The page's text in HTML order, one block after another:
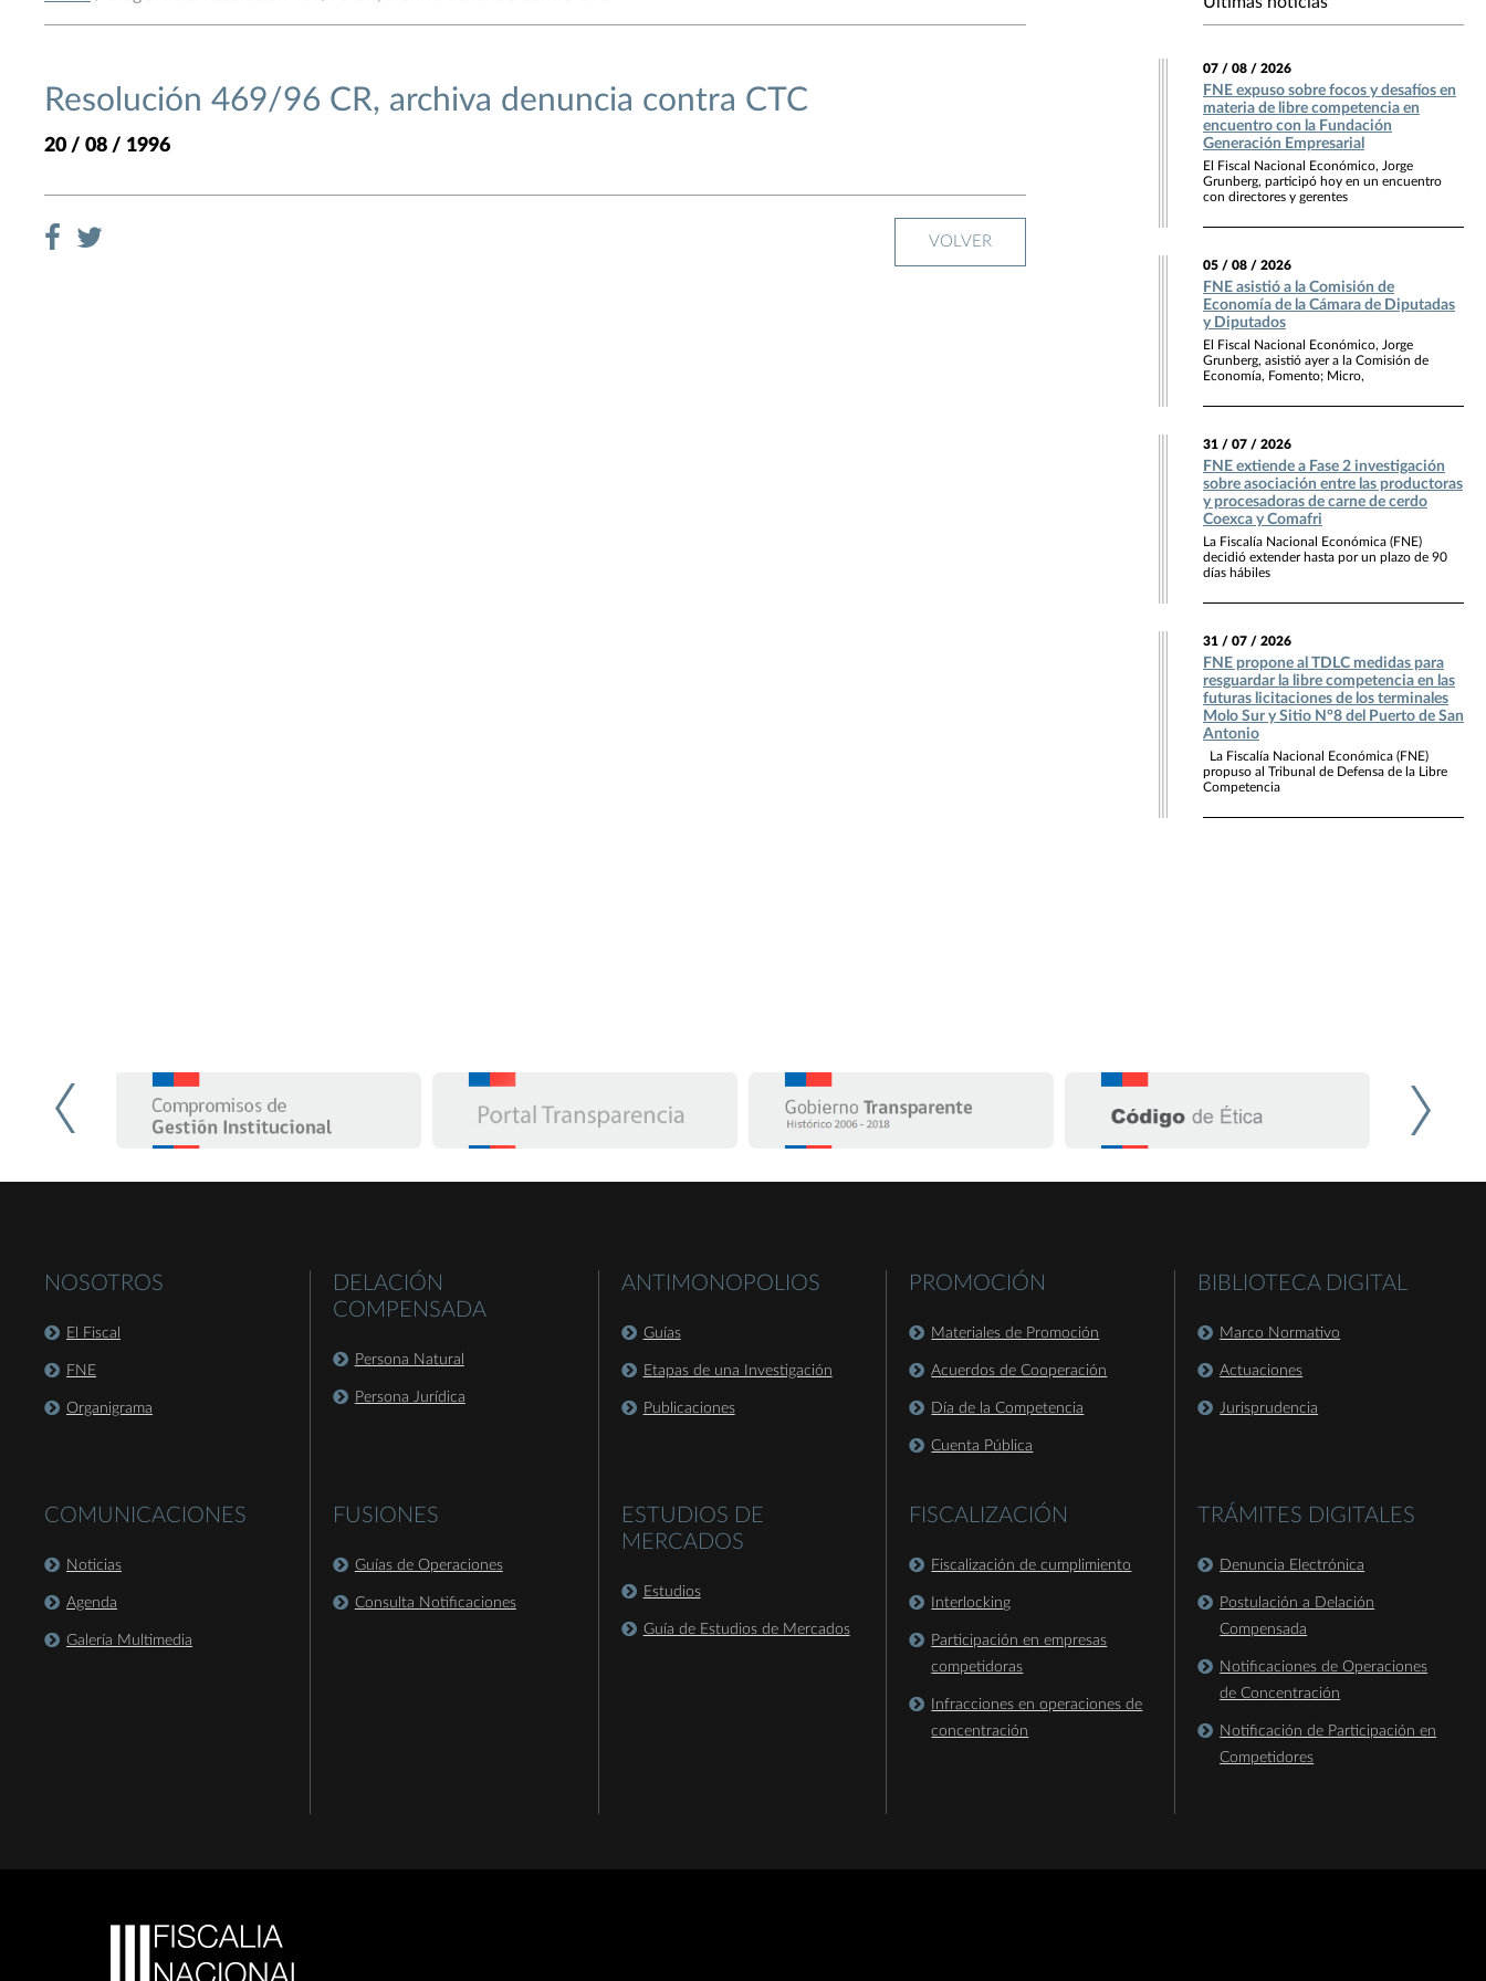
Resolución 469/96 CR, archiva denuncia contra CTC
20 / 08 / 1996
VOLVER
07 / 08 / 2026
FNE expuso sobre focos y desafíos en
materia de libre competencia en
encuentro con la Fundación
Generación Empresarial
El Fiscal Nacional Económico, Jorge
Grunberg, participó hoy en un encuentro
con directores y gerentes
05 / 08 / 2026
FNE asistió a la Comisión de
Economía de la Cámara de Diputadas
y Diputados
El Fiscal Nacional Económico, Jorge
Grunberg, asistió ayer a la Comisión de
Economía, Fomento; Micro,
31 / 07 / 2026
FNE extiende a Fase 2 investigación
sobre asociación entre las productoras
y procesadoras de carne de cerdo
Coexca y Comafri
La Fiscalía Nacional Económica (FNE)
decidió extender hasta por un plazo de 90
días hábiles
31 / 07 / 2026
FNE propone al TDLC medidas para
resguardar la libre competencia en las
futuras licitaciones de los terminales
Molo Sur y Sitio N°8 del Puerto de San
Antonio
La Fiscalía Nacional Económica (FNE)
propuso al Tribunal de Defensa de la Libre
Competencia
NOSOTROS
El Fiscal
FNE
Organigrama
COMUNICACIONES
Noticias
Agenda
Galería Multimedia
DELACIÓN
COMPENSADA
Persona Natural
Persona Jurídica
FUSIONES
Guías de Operaciones
Consulta Notificaciones
ANTIMONOPOLIOS
Guías
Etapas de una Investigación
Publicaciones
ESTUDIOS DE
MERCADOS
Estudios
Guía de Estudios de Mercados
PROMOCIÓN
Materiales de Promoción
Acuerdos de Cooperación
Día de la Competencia
Cuenta Pública
FISCALIZACIÓN
Fiscalización de cumplimiento
Interlocking
Participación en empresas
competidoras
Infracciones en operaciones de
concentración
BIBLIOTECA DIGITAL
Marco Normativo
Actuaciones
Jurisprudencia
TRÁMITES DIGITALES
Denuncia Electrónica
Postulación a Delación
Compensada
Notificaciones de Operaciones
de Concentración
Notificación de Participación en
Competidores